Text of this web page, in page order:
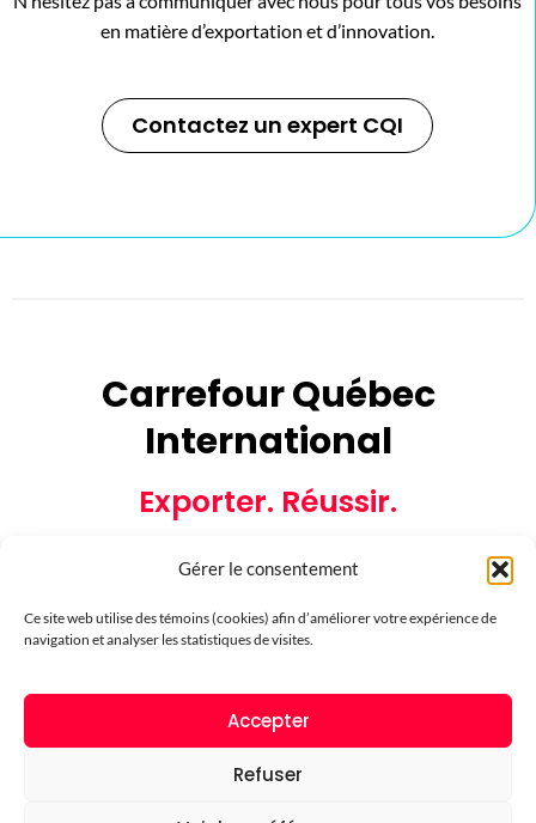
Gérer le consentement
Ce site web utilise des témoins (cookies) afin d’améliorer votre expérience de
navigation et analyser les statistiques de visites.
Accepter
Refuser
en matière d’exportation et d’innovation.
Contactez un expert CQI
Carrefour Québec
International
Exporter. Réussir.